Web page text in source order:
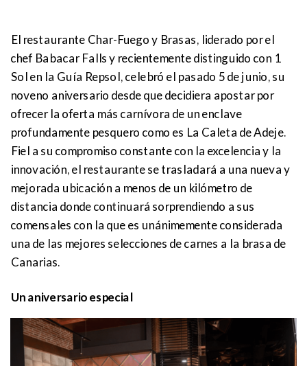
El restaurante Char-Fuego y Brasas, liderado por el
chef Babacar Falls y recientemente distinguido con 1
Sol en la Guía Repsol, celebró el pasado 5 de junio, su
noveno aniversario desde que decidiera apostar por
ofrecer la oferta más carnívora de un enclave
profundamente pesquero como es La Caleta de Adeje.
Fiel a su compromiso constante con la excelencia y la
innovación, el restaurante se trasladará a una nueva y
mejorada ubicación a menos de un kilómetro de
distancia donde continuará sorprendiendo a sus
comensales con la que es unánimemente considerada
una de las mejores selecciones de carnes a la brasa de
Canarias.
Un aniversario especial